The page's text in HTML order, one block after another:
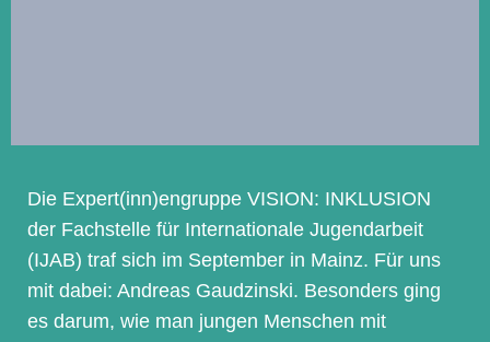
Die Expert(inn)engruppe VISION: INKLUSION
der Fachstelle für Internationale Jugendarbeit
(IJAB) traf sich im September in Mainz. Für uns
mit dabei: Andreas Gaudzinski. Besonders ging
es darum, wie man jungen Menschen mit